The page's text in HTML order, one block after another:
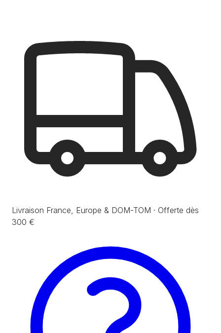
Livraison France, Europe & DOM-TOM · Offerte dès
300 €